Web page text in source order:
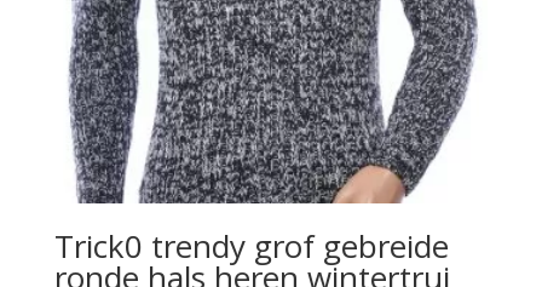
Trick0 trendy grof gebreide
ronde hals heren wintertrui